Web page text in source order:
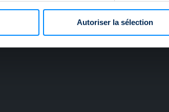
ou retirer votre consentement à tout
personnaliser le contenu et les annonces,
Nous partageons également des
ont collectées lors de votre utilisation de
Autoriser la sélection